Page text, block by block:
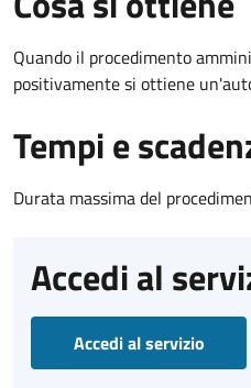
Quando il procedimento
positivamente si ottiene
Tempi e
Durata massima del
Accedi al
Accedi al servizio